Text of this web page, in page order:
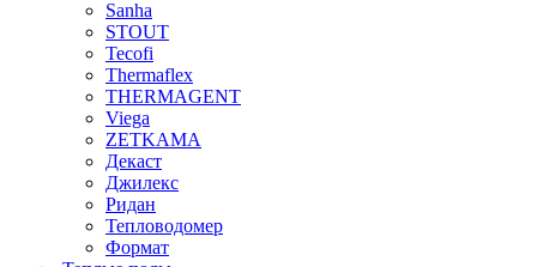
Sanha
STOUT
Tecofi
Thermaflex
THERMAGENT
Viega
ZETKAMA
Декаст
Джилекс
Ридан
Тепловодомер
Формат